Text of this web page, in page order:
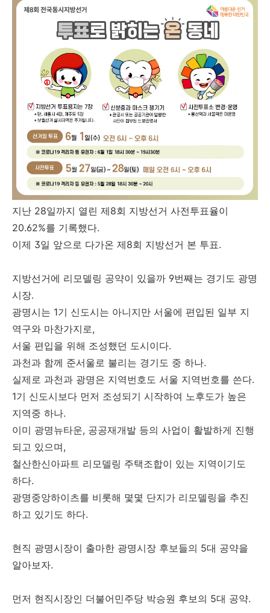
지난 28일까지 열린 제8회 지방선거 사전투표율이
20.62%를 기록했다.
이제 3일 앞으로 다가온 제8회 지방선거 본 투표.
지방선거에 리모델링 공약이 있을까 9번째는 경기도 광명
시장.
광명시는 1기 신도시는 아니지만 서울에 편입된 일부 지
역구와 마찬가지로,
서울 편입을 위해 조성했던 도시이다.
과천과 함께 준서울로 불리는 경기도 중 하나.
실제로 과천과 광명은 지역번호도 서울 지역번호를 쓴다.
1기 신도시보다 먼저 조성되기 시작하여 노후도가 높은
지역중 하나.
이미 광명뉴타운, 공공재개발 등의 사업이 활발하게 진행
되고 있으며,
철산한신아파트 리모델링 주택조합이 있는 지역이기도
하다.
광명중앙하이츠를 비롯해 몇몇 단지가 리모델링을 추진
하고 있기도 하다.
현직 광명시장이 출마한 광명시장 후보들의 5대 공약을
알아보자.
먼저 현직시장인 더불어민주당 박승원 후보의 5대 공약.